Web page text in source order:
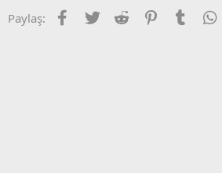
Paylaş: Facebook
Twitter Reddit PinterestTumblr